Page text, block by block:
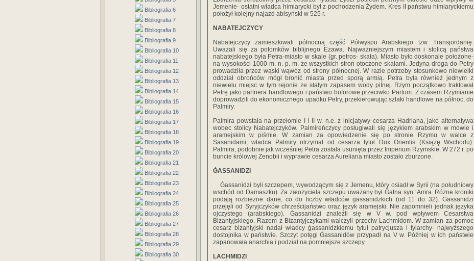
Bibliografia 6
Bibliografia 7
Bibliografia 8
Bibliografia 9
Bibliografia 10
Bibliografia 11
Bibliografia 12
Bibliografia 13
Bibliografia 14
Bibliografia 15
Bibliografia 16
Bibliografia 17
Bibliografia 18
Bibliografia 19
Bibliografia 20
Bibliografia 21
Bibliografia 22
Bibliografia 23
Bibliografia 24
Bibliografia 25
Bibliografia 26
Bibliografia 27
Bibliografia 28
Bibliografia 29
Bibliografia 30
Jemenie- ostatni władca himiarycki był z pochodzenia Żydem. Kres II państwu himiaryckiemu
położył kolejny najazd abisyński w 525 r.
NABATEJCZYCY
Nabatejczycy zamieszkiwali północną część Półwyspu Arabskiego tzw. Transjordanię.
Uważali się za potomków biblijnego Ezawa. Najważniejszym miastem i stolicą państwa
nabatejskiego była Petra-miasto w skale (gr. petros- skała). Miasto było doskonale położone-
na wysokości 1000 m. n. p. m. ze wszystkich stron otoczone skałami. Jedyna droga do Petry
prowadziła przez wąski wąwóz od strony północnej. W razie potrzeby stosunkowo niewielki
oddział obrońców mógł bronić miasta przed sporą armią. Petra była również jednym z
niewielu miejsc w tym rejonie ze stałym zapasem wody pitnej. Rzym początkowo traktował
Petrę jako partnera handlowego i państwo buforowe przeciwko Partom. Z czasem Rzymianie
doprowadzili do ekonomicznego upadku Petry, przekierowując szlaki handlowe na północ, do
Palmiry.
Palmira powstała na przełomie I i II w. n.e. z inicjatywy cesarza Hadriana, jako alternatywa
wobec stolicy Nabatejczyków. Palmireńczycy posługiwali się językiem arabskim w mowie i
aramejskim w piśmie. W zamian za opowiedzenie się po stronie Rzymu w walce z
Sasanidami, władca Palmiry otrzymał od cesarza tytuł Dux Orientis (Książę Wschodu).
Palmira, podobnie jak wcześniej Petra została usunięta przez Imperium Rzymskie. W 272 r. po
buncie królowej Zenobii i wyprawie cesarza Aureliana miasto zostało zburzone.
ĠASSANIDZI
Ġassanidzi byli szczepem, wywodzącym się z Jemenu, który osiadł w Syrii (na południowy
wschód od Damaszku). Za założyciela szczepu uważany był Ğafna syn ‘Amra. Różne kroniki
podają rozbieżne dane, co do liczby władców ġassanidzkich (od 11 do 32). Ġassanidzi
przejęli od Syryjczyków chrześcijaństwo oraz język aramejski. Nie zapomnieli jednak języka
ojczystego (arabskiego). Ġassanidzi znaleźli się w V w. pod wpływem Cesarstwa
Bizantyjskiego. Razem z Bizantyjczykami walczyli przeciw Lachmidom. W zamian za pomoc
cesarz bizantyjski nadał władcy ġassanidzkiemu tytuł patrycjusza i fylarchy- najwyższego
dostojnika w państwie. Szczyt potęgi Ġassanidów przypadł na V w. Później w ich państwie
zapanowała anarchia i podział na pomniejsze szczepy.
LACHMIDZI